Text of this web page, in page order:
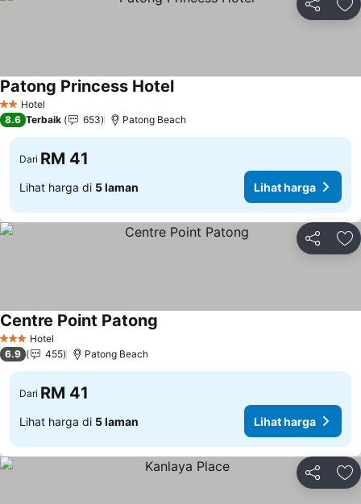
Kongsi
2 Bintang
Hotel
Patong Princess HotelLihat harga
8.6 Terbaik 653 Patong Beach
Dari RM 41
Lihat harga di 5 laman Lihat harga
Kongsi
3 BintangHotel
Centre Point Patong
6.9 455 Patong Beach
Dari RM 41
Lihat harga di 5 laman Lihat harga
Kongsi